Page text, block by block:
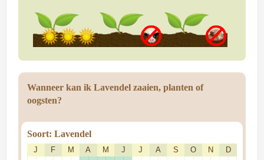
Wanneer kan ik Lavendel zaaien, planten of
oogsten?
Soort: Lavendel
J F M A M J J A S O N D